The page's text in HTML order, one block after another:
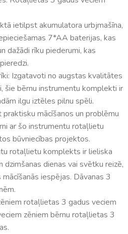
ietilpst akumulatora urbjmašīna,
7*AA baterijas, kas
dažādi rīku piederumi, kas
Izgatavoti no augstas kvalitātes
šie bērnu instrumentu komplekti ir
ilgu iztēles pilnu spēli.
mācīšanos un problēmu
ar šo instrumentu rotaļlietu
būvniecības projektos.
rotaļlietu komplekts ir lieliska
dzimšanas dienas vai svētku reizē,
iespējas. Dāvanas 3
rotaļlietas 3 gadus veciem
zēniem bērnu rotaļlietas 3